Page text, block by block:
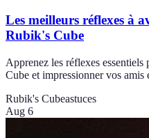
Les meilleurs réflexes à
Rubik's Cube
Apprenez les réflexes
Cube et impressionner vos amis
Rubik's Cubeastuces
Aug 6